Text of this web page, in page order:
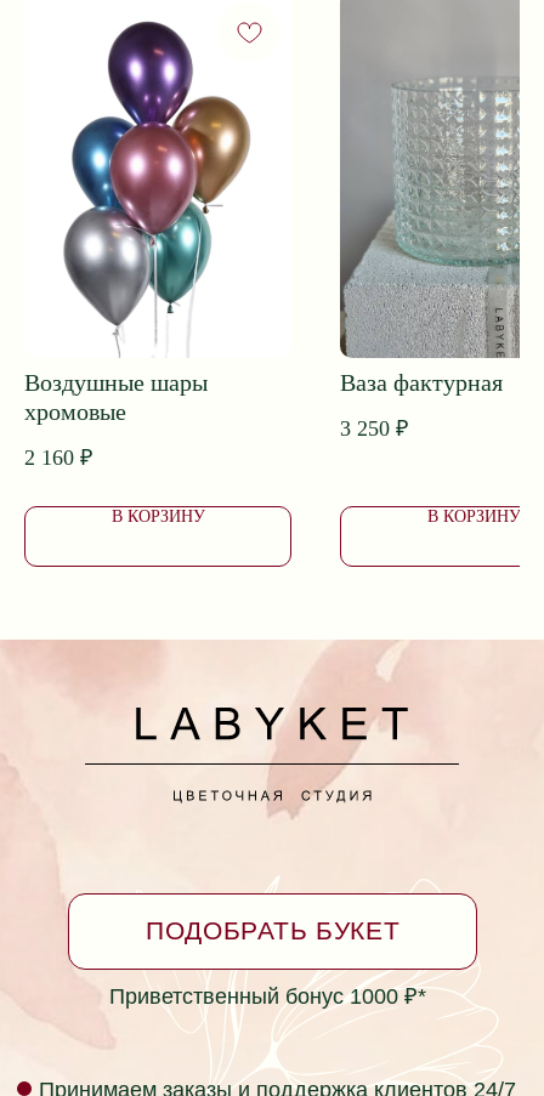
Воздушные шары
хромовые
2 160 ₽
В КОРЗИНУ
Ваза фактурная
3 250 ₽
В КОРЗИНУ
Политика в отношении обработки персональных
данных
Фактический адрес: г. Ейск, ул. Коммунаров 26
(пересечение с ул. Таманская)
labyket@yandex.ru +7 (928) 334-99-39
Приветственный бонус 1000 ₽*
Принимаем заказы и поддержка клиентов 24/7
Собираем букеты с 8:00 до 20:00
Доставка с 7:00 до 24:00
ПОДОБРАТЬ БУКЕТ
Принимаем заказы круглосуточно